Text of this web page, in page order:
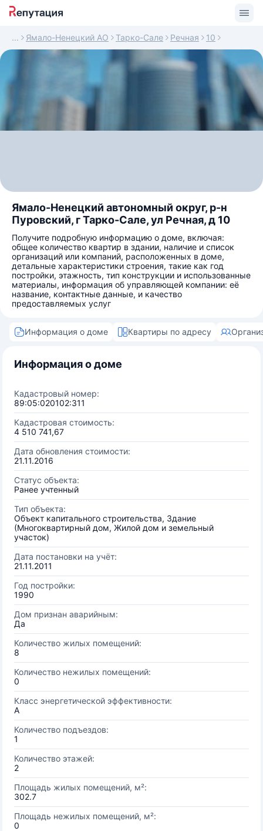
Ямало-Ненецкий АО Тарко-Сале Речная 10
Ямало-Ненецкий автономный округ, р-н
Пуровский, г Тарко-Сале, ул Речная, д 10
Получите подробную информацию о доме, включая:
общее количество квартир в здании, наличие и список
организаций или компаний, расположенных в доме,
детальные характеристики строения, такие как год
постройки, этажность, тип конструкции и использованные
материалы, информация об управляющей компании: её
название, контактные данные, и качество
предоставляемых услуг
Информация о доме Квартиры по адресу
Информация о доме
Кадастровый номер:
89:05:020102:311
Кадастровая стоимость:
4 510 741,67
Дата обновления стоимости:
21.11.2016
Статус объекта:
Ранее учтенный
Тип объекта:
Объект капитального строительства, Здание
(Многоквартирный дом, Жилой дом и земельный
участок)
Дата постановки на учёт:
21.11.2011
Год постройки:
1990
Дом признан аварийным:
Да
Количество жилых помещений:
8
Количество нежилых помещений:
0
Класс энергетической эффективности:
A
Количество подъездов:
1
Количество этажей:
2
Площадь жилых помещений, м²:
302.7
Площадь нежилых помещений, м²:
0